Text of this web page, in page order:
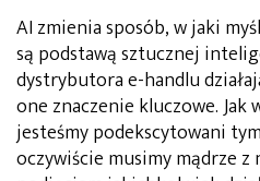
AI zmienia sposób, w jaki
są podstawą sztucznej
dystrybutora e-handlu
one znaczenie kluczowe. Jak
jesteśmy podekscytowani
oczywiście musimy mądrze